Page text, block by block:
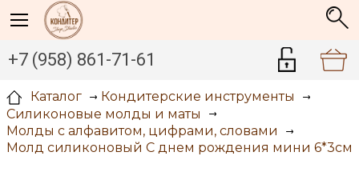
+7 (958) 861-71-61
Каталог
Кондитерские инструменты
Силиконовые молды и маты
Молды с алфавитом, цифрами, словами
Молд силиконовый С днем рождения мини 6*3см